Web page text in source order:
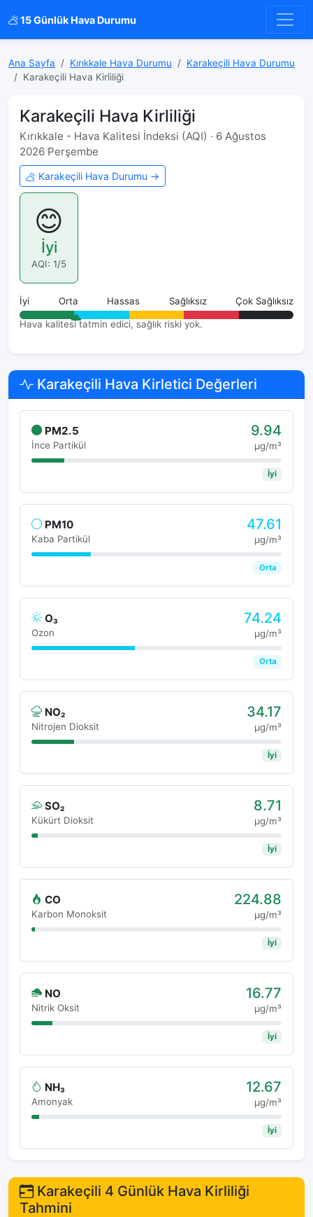
15 Günlük Hava Durumu
Ana Sayfa Kırıkkale Hava Durumu
Karakeçili Hava Durumu
Karakeçili Hava Kirliliği
Karakeçili Hava Kirliliği
Kırıkkale - Hava Kalitesi İndeksi (AQI) · 6 Ağustos
2026 Perşembe
Karakeçili Hava Durumu →
😊
İyi
AQI: 1/5
İyi Orta Hassas Sağlıksız Çok Sağlıksız
Hava kalitesi tatmin edici, sağlık riski yok.
Karakeçili Hava Kirletici Değerleri
PM2.5
İnce Partikül
9.94
μg/m³
İyi
PM10
Kaba Partikül
47.61
μg/m³
Orta
O₃
Ozon
74.24
μg/m³
Orta
NO₂
Nitrojen Dioksit
34.17
μg/m³
İyi
SO₂
Kükürt Dioksit
8.71
μg/m³
İyi
CO
Karbon Monoksit
224.88
μg/m³
İyi
NO
Nitrik Oksit
16.77
μg/m³
İyi
NH₃
Amonyak
12.67
μg/m³
İyi
Karakeçili 4 Günlük Hava Kirliliği
Tahmini